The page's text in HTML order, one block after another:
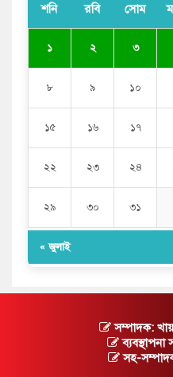
শনি রবি সোম
১ ২ ৩
৮ ৯ ১০
১৫ ১৬ ১৭
২২ ২৩ ২৪
২৯ ৩০ ৩১
« জুলাই
সম্পাদক:
সহ-